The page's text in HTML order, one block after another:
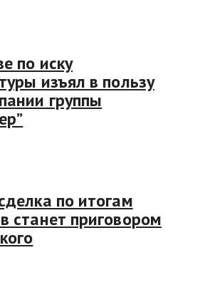
по иску
изъял в пользу
группы
по итогам
станет приговором